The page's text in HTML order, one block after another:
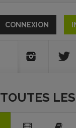
CONNEXION
TOUTES